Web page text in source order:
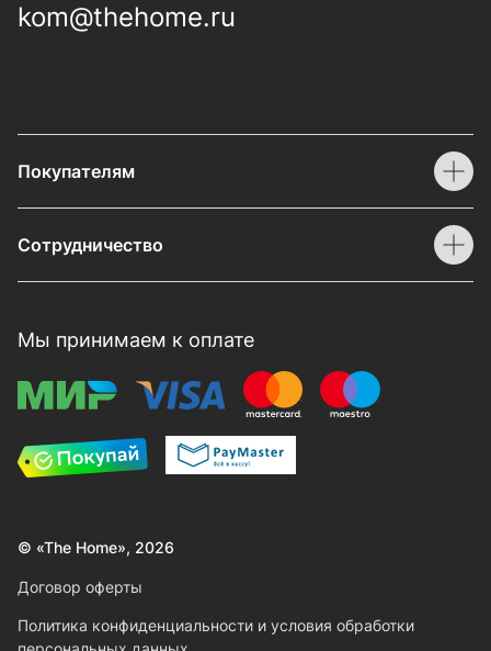
kom@thehome.ru
Покупателям
Сотрудничество
Мы принимаем к оплате
© «The Home», 2026
Договор оферты
Политика конфиденциальности и условия обработки